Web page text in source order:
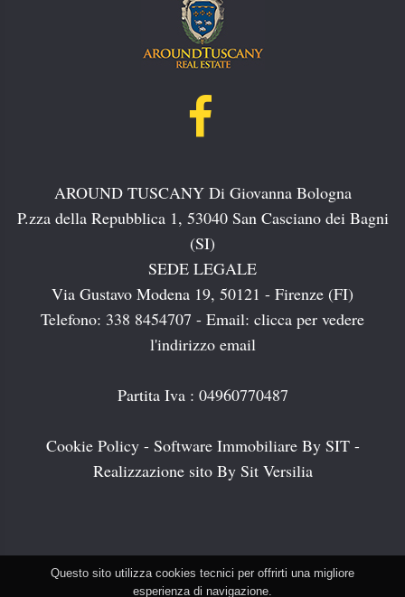
AROUND TUSCANY Di Giovanna Bologna
P.zza della Repubblica 1, 53040 San Casciano dei Bagni
(SI)
SEDE LEGALE
Via Gustavo Modena 19, 50121 - Firenze (FI)
Telefono: 338 8454707 - Email: clicca per vedere
l'indirizzo email
Partita Iva : 04960770487
Cookie Policy- Software Immobiliare By SIT-
Realizzazione sito By Sit Versilia
Questo sito utilizza cookies tecnici per offrirti una migliore
esperienza di navigazione.